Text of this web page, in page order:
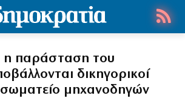
η παράσταση του
δικηγορικοί
σωματείο μηχανοδηγών